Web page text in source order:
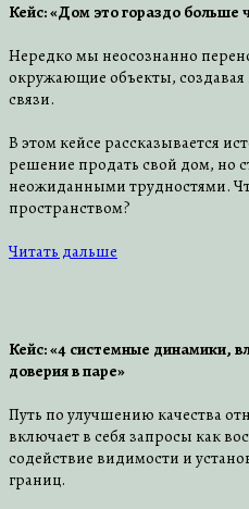
Кейс: «Дом это гораздо больше
Нередко мы неосознанно
окружающие объекты,
связи.
В этом кейсе рассказывается
решение продать свой дом, но
неожиданными трудностями.
пространством?
Читать дальше
Кейс: «4 системные динамики,
доверия в паре»
Путь по улучшению качества
включает в себя запросы как
содействие видимости и
границ.